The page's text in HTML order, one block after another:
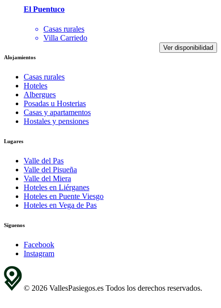
El Puentuco
Casas rurales
Villa Carriedo
Ver disponibilidad
Alojamientos
Casas rurales
Hoteles
Albergues
Posadas u Hosterias
Casas y apartamentos
Hostales y pensiones
Lugares
Valle del Pas
Valle del Pisueña
Valle del Miera
Hoteles en Liérganes
Hoteles en Puente Viesgo
Hoteles en Vega de Pas
Síguenos
Facebook
Instagram
© 2026 VallesPasiegos.es Todos los derechos reservados.